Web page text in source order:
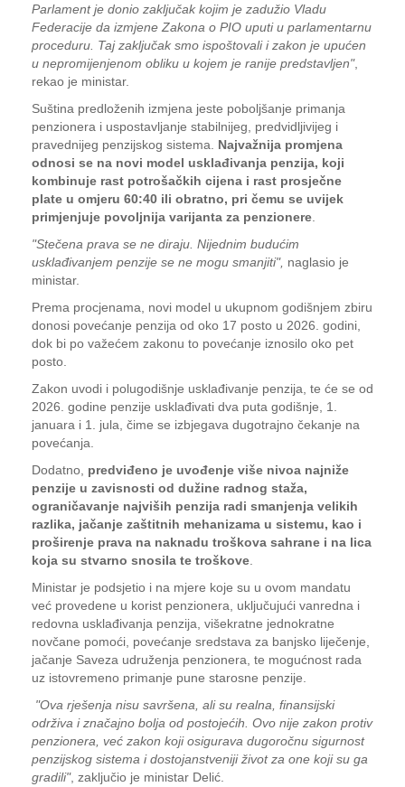
Parlament je donio zaključak kojim je zadužio Vladu
Federacije da izmjene Zakona o PIO uputi u parlamentarnu
proceduru. Taj zaključak smo ispoštovali i zakon je upućen
u nepromijenjenom obliku u kojem je ranije predstavljen",
rekao je ministar.
Suština predloženih izmjena jeste poboljšanje primanja
penzionera i uspostavljanje stabilnijeg, predvidljivijeg i
pravednijeg penzijskog sistema. Najvažnija promjena
odnosi se na novi model usklađivanja penzija, koji
kombinuje rast potrošačkih cijena i rast prosječne
plate u omjeru 60:40 ili obratno, pri čemu se uvijek
primjenjuje povoljnija varijanta za penzionere
"Stečena prava se ne diraju. Nijednim budućim
usklađivanjem penzije se ne mogu smanjiti", naglasio je
ministar.
Prema procjenama, novi model u ukupnom godišnjem zbiru
donosi povećanje penzija od oko 17 posto u 2026. godini,
dok bi po važećem zakonu to povećanje iznosilo oko pet
posto.
Zakon uvodi i polugodišnje usklađivanje penzija, te će se od
2026. godine penzije usklađivati dva puta godišnje, 1.
januara i 1. jula, čime se izbjegava dugotrajno čekanje na
povećanja.
Dodatno, predviđeno je uvođenje više nivoa najniže
penzije u zavisnosti od dužine radnog staža,
ograničavanje najviših penzija radi smanjenja velikih
razlika, jačanje zaštitnih mehanizama u sistemu, kao i
proširenje prava na naknadu troškova sahrane i na lica
koja su stvarno snosila te troškove
Ministar je podsjetio i na mjere koje su u ovom mandatu
već provedene u korist penzionera, uključujući vanredna i
redovna usklađivanja penzija, višekratne jednokratne
novčane pomoći, povećanje sredstava za banjsko liječenje,
jačanje Saveza udruženja penzionera, te mogućnost rada
uz istovremeno primanje pune starosne penzije.
"Ova rješenja nisu savršena, ali su realna, finansijski
održiva i značajno bolja od postojećih. Ovo nije zakon protiv
penzionera, već zakon koji osigurava dugoročnu sigurnost
penzijskog sistema i dostojanstveniji život za one koji su ga
gradili", zaključio je ministar Delić.